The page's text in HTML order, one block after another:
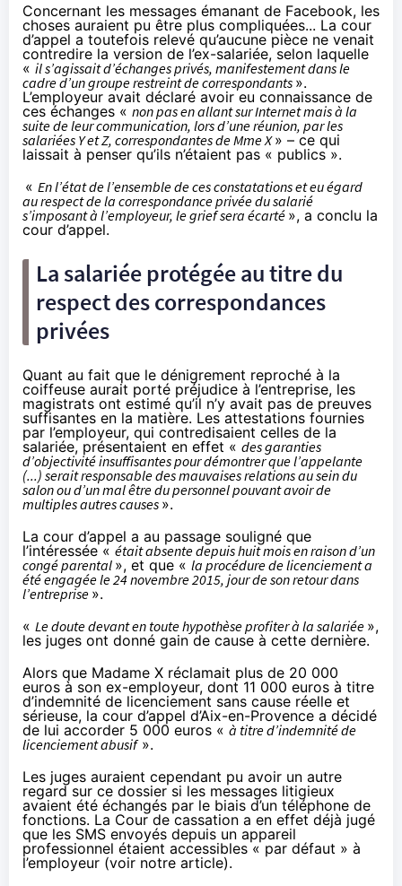
Concernant les messages émanant de Facebook, les
choses auraient pu être plus compliquées... La cour
d’appel a toutefois relevé qu’aucune pièce ne venait
contredire la version de l’ex-salariée, selon laquelle
« il s’agissait d’échanges privés, manifestement dans le
cadre d’un groupe restreint de correspondants ».
L’employeur avait déclaré avoir eu connaissance de
ces échanges « non pas en allant sur Internet mais à la
suite de leur communication, lors d’une réunion, par les
salariées Y et Z, correspondantes de Mme X» – ce qui
laissait à penser qu’ils n’étaient pas « publics ».
« En l’état de l’ensemble de ces constatations et eu égard
au respect de la correspondance privée du salarié
s’imposant à l’employeur, le grief sera écarté », a conclu la
cour d’appel.
La salariée protégée au titre du
respect des correspondances
privées
Quant au fait que le dénigrement reproché à la
coiffeuse aurait porté préjudice à l’entreprise, les
magistrats ont estimé qu’il n’y avait pas de preuves
suffisantes en la matière. Les attestations fournies
par l’employeur, qui contredisaient celles de la
salariée, présentaient en effet « des garanties
d’objectivité insuffisantes pour démontrer que l’appelante
(...) serait responsable des mauvaises relations au sein du
salon ou d’un mal être du personnel pouvant avoir de
multiples autres causes ».
La cour d’appel a au passage souligné que
l’intéressée « était absente depuis huit mois en raison d’un
congé parental », et que « la procédure de licenciement a
été engagée le 24 novembre 2015, jour de son retour dans
l’entreprise ».
« Le doute devant en toute hypothèse profiter à la salariée »,
les juges ont donné gain de cause à cette dernière.
Alors que Madame X réclamait plus de 20 000
euros à son ex-employeur, dont 11 000 euros à titre
d’indemnité de licenciement sans cause réelle et
sérieuse, la cour d’appel d’Aix-en-Provence a décidé
de lui accorder 5 000 euros « à titre d’indemnité de
licenciement abusif».
Les juges auraient cependant pu avoir un autre
regard sur ce dossier si les messages litigieux
avaient été échangés par le biais d’un téléphone de
fonctions. La Cour de cassation a en effet déjà jugé
que les SMS envoyés depuis un appareil
professionnel étaient accessibles « par défaut » à
l’employeur (voir notre article).